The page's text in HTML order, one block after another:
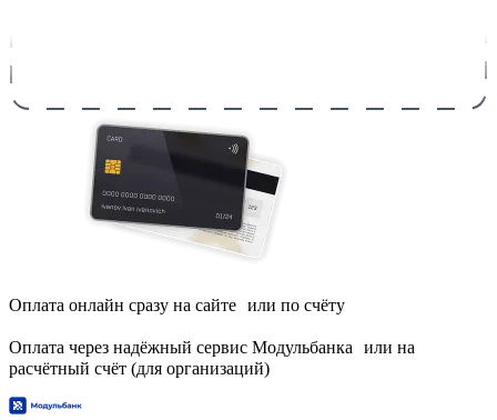
Оплата онлайн сразу на сайте или по счёту
Оплата через надёжный сервис Модульбанка или на
расчётный счёт (для организаций)